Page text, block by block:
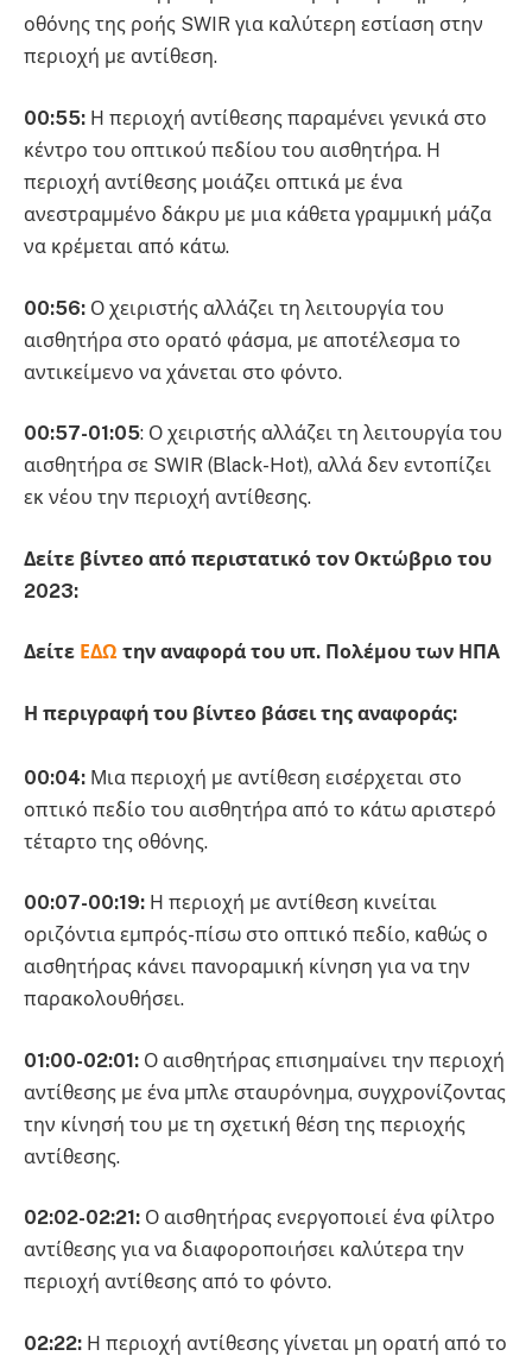
οθόνης της ροής SWIR για καλύτερη εστίαση στην
περιοχή με αντίθεση.
00:55: Η περιοχή αντίθεσης παραμένει γενικά στο
κέντρο του οπτικού πεδίου του αισθητήρα. Η
περιοχή αντίθεσης μοιάζει οπτικά με ένα
ανεστραμμένο δάκρυ με μια κάθετα γραμμική μάζα
να κρέμεται από κάτω.
00:56: Ο χειριστής αλλάζει τη λειτουργία του
αισθητήρα στο ορατό φάσμα, με αποτέλεσμα το
αντικείμενο να χάνεται στο φόντο.
00:57-01:05: Ο χειριστής αλλάζει τη λειτουργία του
αισθητήρα σε SWIR (Black-Hot), αλλά δεν εντοπίζει
εκ νέου την περιοχή αντίθεσης.
Δείτε βίντεο από περιστατικό τον Οκτώβριο του
2023:
Δείτε ΕΔΩ την αναφορά του υπ. Πολέμου των ΗΠΑ
Η περιγραφή του βίντεο βάσει της αναφοράς:
00:04: Μια περιοχή με αντίθεση εισέρχεται στο
οπτικό πεδίο του αισθητήρα από το κάτω αριστερό
τέταρτο της οθόνης.
00:07-00:19: Η περιοχή με αντίθεση κινείται
οριζόντια εμπρός-πίσω στο οπτικό πεδίο, καθώς ο
αισθητήρας κάνει πανοραμική κίνηση για να την
παρακολουθήσει.
01:00-02:01: Ο αισθητήρας επισημαίνει την περιοχή
αντίθεσης με ένα μπλε σταυρόνημα, συγχρονίζοντας
την κίνησή του με τη σχετική θέση της περιοχής
αντίθεσης.
02:02-02:21: Ο αισθητήρας ενεργοποιεί ένα φίλτρο
αντίθεσης για να διαφοροποιήσει καλύτερα την
περιοχή αντίθεσης από το φόντο.
02:22: Η περιοχή αντίθεσης γίνεται μη ορατή από το